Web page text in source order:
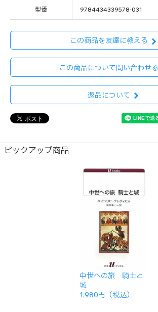
型番 9784434339578-031
この商品を友達に教える
この商品について問い合わせる
返品について
ピックアップ商品
中世への旅 騎士と
城
1,980円（税込）